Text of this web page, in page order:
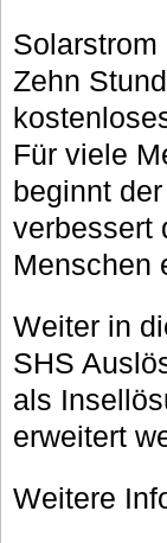
Zehn
Für viele
beginnt
verbessert
Menschen
Weiter in
SHS
als
erweitert
Weitere